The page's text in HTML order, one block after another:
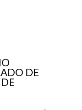
DE